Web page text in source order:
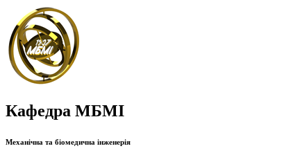
Кафедра МБМІ
Механічна та біомедична інженерія